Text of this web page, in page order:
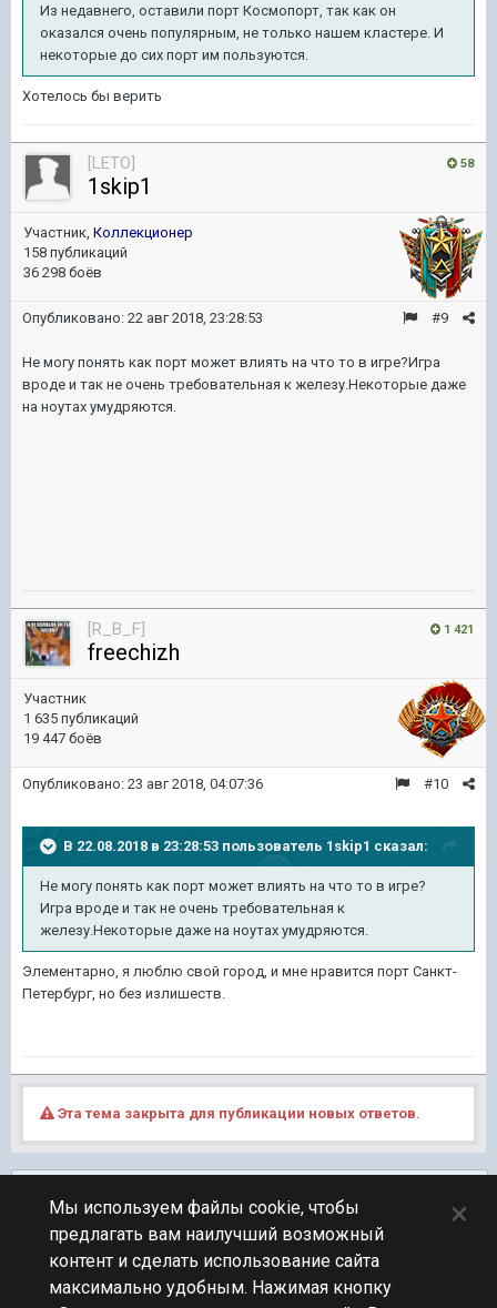
Из недавнего, оставили порт Космопорт, так как он
оказался очень популярным, не только нашем кластере. И
некоторые до сих порт им пользуются.
Хотелось бы верить
58
[LETO]
1skip1
Участник, Коллекционер
158 публикаций
36 298 боёв
#9
Опубликовано: 22 авг 2018, 23:28:53
Не могу понять как порт может влиять на что то в игре?Игра
вроде и так не очень требовательная к железу.Некоторые даже
на ноутах умудряются.
1 421
[R_B_F]
freechizh
Участник
1 635 публикаций
19 447 боёв
#10
Опубликовано: 23 авг 2018, 04:07:36
В 22.08.2018 в 23:28:53 пользователь 1skip1 сказал:
Не могу понять как порт может влиять на что то в игре?
Игра вроде и так не очень требовательная к
железу.Некоторые даже на ноутах умудряются.
Элементарно, я люблю свой город, и мне нравится порт Санкт-
Петербург, но без излишеств.
Эта тема закрыта для публикации новых ответов.
ПЕРЕЙТИ К СПИСКУ ТЕМ
Фидбек
Мы используем файлы cookie, чтобы
предлагать вам наилучший возможный
контент и сделать использование сайта
максимально удобным. Нажимая кнопку
×